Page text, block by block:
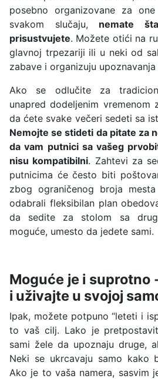
posebno organizovane za
svakom slučaju, nemate
prisustvujete. Možete otići na
glavnoj trpezariji ili u neki od
zabave i organizuju
Ako se odlučite za
unapred dodeljenim vremenom
da ćete svake večeri sedeti sa
Nemojte se stideti da pitate za
da vam putnici sa vašeg
nisu kompatibilni. Zahtevi za
putnicima će često biti
zbog ograničenog broja
odabrali fleksibilan plan
da sedite za stolom sa
moguće, umesto da jedete sami.
Moguće je i suprotno
i uživajte u svojoj
Ipak, možete potpuno “leteti i
to vaš cilj. Lako je
sami žele da upoznaju druge,
Neki se ukrcavaju samo kako
Ako je to vaša namera, sasvim